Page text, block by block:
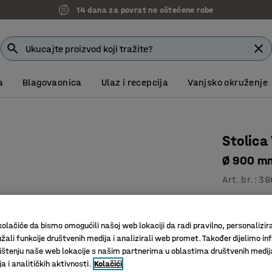
7 godina garancije
Blagovaonica Ulaz i recepcija Vanjsko okruženje
Stolica
Ø 900
Art. br. :
Za
Noge
da bismo omogućili našoj web lokaciji da radi pravilno,
funkcije društvenih medija i analizirali web promet. Također dijelimo
naše web lokacije s našim partnerima u oblastima društvenih
i analitičkih aktivnosti. Kolačići